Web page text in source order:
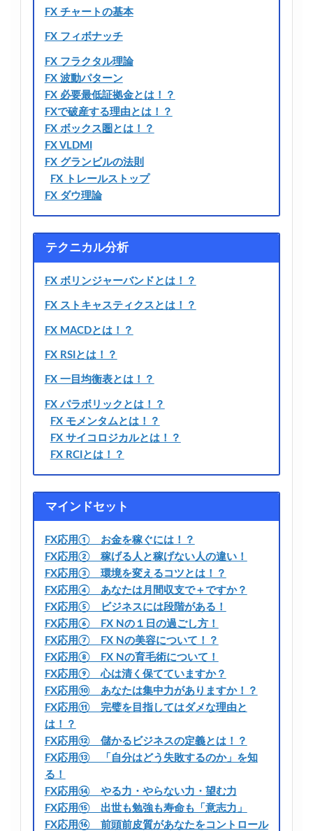
FX チャートの基本
FX フィボナッチ
FX フラクタル理論
FX 波動パターン
FX 必要最低証拠金とは！？
FXで破産する理由とは！？
FX ボックス圏とは！？
FX VLDMI
FX グランビルの法則
FX トレールストップ
FX ダウ理論
テクニカル分析
FX ボリンジャーバンドとは！？
FX ストキャスティクスとは！？
FX MACDとは！？
FX RSIとは！？
FX 一目均衡表とは！？
FX パラボリックとは！？
FX モメンタムとは！？
FX サイコロジカルとは！？
FX RCIとは！？
マインドセット
FX応用① お金を稼ぐには！？
FX応用② 稼げる人と稼げない人の違い！
FX応用③ 環境を変えるコツとは！？
FX応用④ あなたは月間収支で＋ですか？
FX応用⑤ ビジネスには段階がある！
FX応用⑥ FX Nの１日の過ごし方！
FX応用⑦ FX Nの美容について！？
FX応用⑧ FX Nの育毛術について！
FX応用⑨ 心は清く保てていますか？
FX応用⑩ あなたは集中力がありますか！？
FX応用⑪ 完璧を目指してはダメな理由と
は！？
FX応用⑫ 儲かるビジネスの定義とは！？
FX応用⑬ 「自分はどう失敗するのか」を知
る！
FX応用⑭ やる力・やらない力・望む力
FX応用⑮ 出世も勉強も寿命も「意志力」
FX応用⑯ 前頭前皮質があなたをコントロール